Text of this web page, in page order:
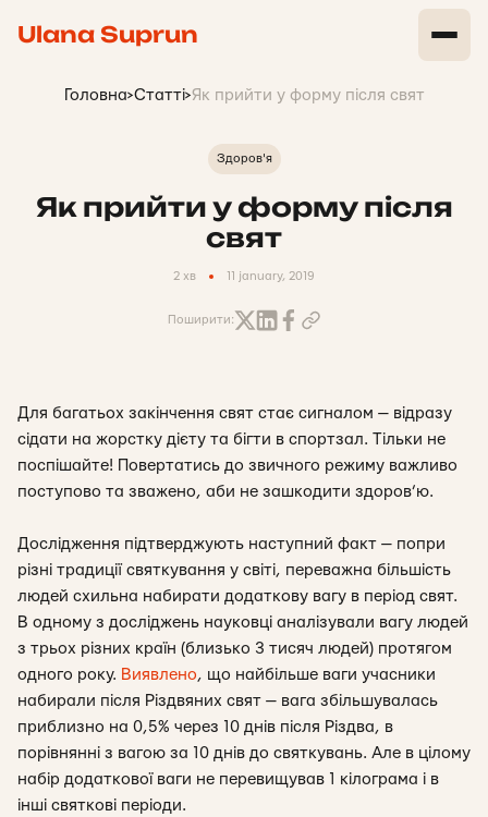
Ulana Suprun
Головна>Статті>Як прийти у форму після свят
Здоров'я
Як прийти у форму після
свят
2 хв 11 january, 2019
Поширити:
Для багатьох закінчення свят стає сигналом — відразу
сідати на жорстку дієту та бігти в спортзал. Тільки не
поспішайте! Повертатись до звичного режиму важливо
поступово та зважено, аби не зашкодити здоров’ю.
Дослідження підтверджують наступний факт — попри
різні традиції святкування у світі, переважна більшість
людей схильна набирати додаткову вагу в період свят.
В одному з досліджень науковці аналізували вагу людей
з трьох різних країн (близько 3 тисяч людей) протягом
одного року. Виявлено, що найбільше ваги учасники
набирали після Різдвяних свят — вага збільшувалась
приблизно на 0,5% через 10 днів після Різдва, в
порівнянні з вагою за 10 днів до святкувань. Але в цілому
набір додаткової ваги не перевищував 1 кілограма і в
інші святкові періоди.